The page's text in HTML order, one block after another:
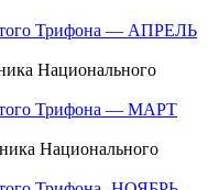
Трифона — АПРЕЛЬ
Национального
Трифона — МАРТ
Национального